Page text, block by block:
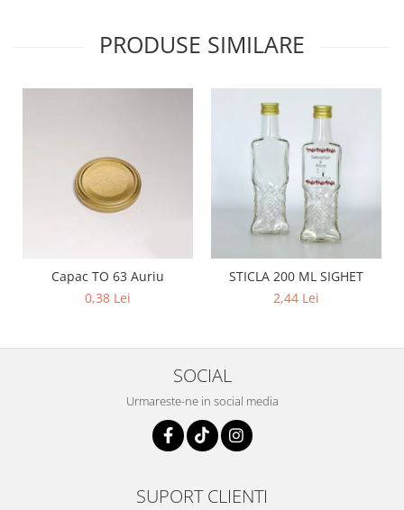
PRODUSE SIMILARE
Capac TO 63 Auriu
0,38 Lei
STICLA 200 ML SIGHET
2,44 Lei
SOCIAL
Urmareste-ne in social media
SUPORT CLIENTI